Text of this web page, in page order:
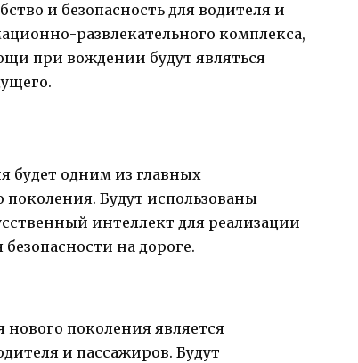
и безопасность для водителя и
развлекательного комплекса,
при вождении будут являться
будет одним из главных
Будут использованы
интеллект для реализации
на дороге.
поколения является
и пассажиров. Будут